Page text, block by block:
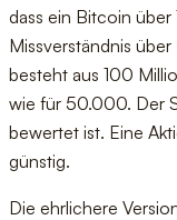
dass ein Bitcoin
Missverständnis
besteht aus 100
wie für 50.000. Der
bewertet ist. Eine
günstig.
Die ehrlichere